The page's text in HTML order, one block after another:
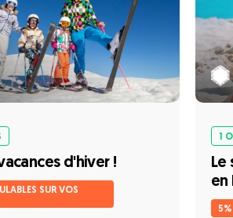
d'hiver !
SUR VOS
1
Le
en
5%